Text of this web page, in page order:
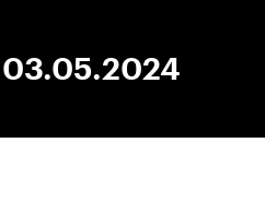
03.05.2024